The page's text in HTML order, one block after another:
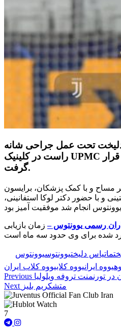
دلیخت تحت عمل جراحی شانه
راست در کلینیک UPMC سالواتور موندی در رم قرار
گرفت.
مساح و با کمک پزشکان، برایسون
و با حضور دکتر لوکا استفانینی،
رسمی یوونتوس –زمان بازیابی
ماتیاس دلیختیوونتوسیوونتوس
یووه ایرانیووه کلابیووه کلاب ایران
Previous تورنمنت تروفه ویلولیا
Next متشکریم بلیز
7